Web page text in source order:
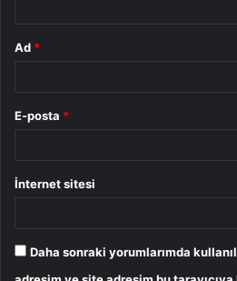
Ad *
E-posta *
İnternet sitesi
Daha sonraki yorumlarımda